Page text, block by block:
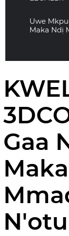
Uwe
Maka Ndị
Gaa
N'otu